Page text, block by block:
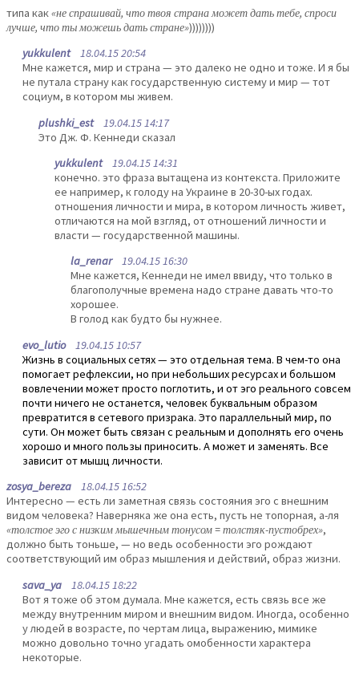
типа как«не спрашивай, что твоя страна может дать тебе, спроси
лучше, что ты можешь дать стране»))))))))
yukkulent18.04.15 20:54
Мне кажется, мир и страна — это далеко не одно и тоже. И я бы
не путала страну как государственную систему и мир — тот
социум, в котором мы живем.
plushki_est19.04.15 14:17
Это Дж. Ф. Кеннеди сказал
yukkulent19.04.15 14:31
конечно. это фраза вытащена из контекста. Приложите
ее например, к голоду на Украине в 20-30-ых годах.
отношения личности и мира, в котором личность живет,
отличаются на мой взгляд, от отношений личности и
власти — государственной машины.
la_renar19.04.15 16:30
Мне кажется, Кеннеди не имел ввиду, что только в
благополучные времена надо стране давать что-то
хорошее.
В голод как будто бы нужнее.
evo_lutio19.04.15 10:57
Жизнь в социальных сетях — это отдельная тема. В чем-то она
помогает рефлексии, но при небольших ресурсах и большом
вовлечении может просто поглотить, и от эго реального совсем
почти ничего не останется, человек буквальным образом
превратится в сетевого призрака. Это параллельный мир, по
сути. Он может быть связан с реальным и дополнять его очень
хорошо и много пользы приносить. А может и заменять. Все
зависит от мышц личности.
zosya_bereza 18.04.15 16:52
Интересно — есть ли заметная связь состояния эго с внешним
видом человека? Наверняка же она есть, пусть не топорная, а-ля
«толстое эго с низким мышечным тонусом = толстяк-пустобрех»,
должно быть тоньше, — но ведь особенности эго рождают
соответствующий им образ мышления и действий, образ жизни.
sava_ya 18.04.15 18:22
Вот я тоже об этом думала. Мне кажется, есть связь все же
между внутренним миром и внешним видом. Иногда, особенно
у людей в возрасте, по чертам лица, выражению, мимике
можно довольно точно угадать омобенности характера
некоторые.